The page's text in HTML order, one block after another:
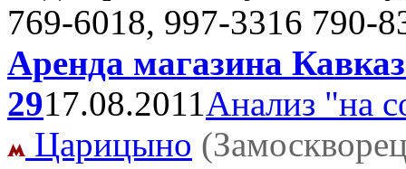
769-6018, 997-3316 790-
Аренда магазина
2917.08.2011Анализ "на
Царицыно